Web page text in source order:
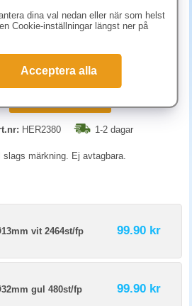
kr (inkl. moms)
HER2380 1-2 dagar
märkning. Ej avtagbara.
vit 2464st/fp 99.90 kr
gul 480st/fp 99.90 kr
dina val nedan eller när som helst
Cookie-inställningar längst ner på
Acceptera alla